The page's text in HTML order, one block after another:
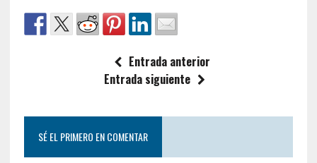
Entrada anterior
Entrada siguiente
SÉ EL PRIMERO EN COMENTAR